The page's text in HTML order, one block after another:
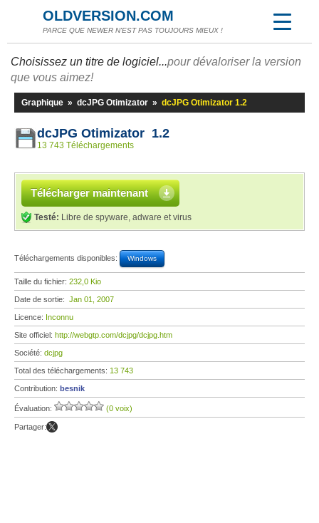
OLDVERSION.COM
PARCE QUE NEWER N'EST PAS TOUJOURS MIEUX !
Choisissez un titre de logiciel...pour dévaloriser la version
que vous aimez!
Graphique » dcJPG Otimizator » dcJPG Otimizator 1.2
dcJPG Otimizator 1.2
13 743 Téléchargements
Télécharger maintenant
Testé: Libre de spyware, adware et virus
Téléchargements disponibles: Windows
Taille du fichier: 232,0 Kio
Date de sortie: Jan 01, 2007
Licence: Inconnu
Site officiel: http://webgtp.com/dcjpg/dcjpg.htm
Société: dcjpg
Total des téléchargements: 13 743
Contribution: besnik
Évaluation: (0 voix)
Partager: